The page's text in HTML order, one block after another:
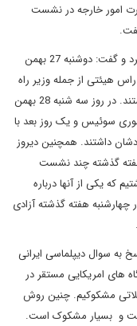
امور خارجه در نشست
او در ابتدا گاه شماری از هفته ای که گذشت ارائه کرد و گفت: دوشنبه 27 بهمن
هیئتی از جمله وزیر راه
این کشور به تهران آمده بود که مذاکرات خوبی داشتند. در روز سه شنبه 28 بهمن
سوئیس و یک روز بعد با
داشتند. همچنین دیروز
گذشته چند نشست
که یکی از آنها درباره
چهارشنبه هفته گذشته آزادی
سوال دیپلماسی ایرانی
های امریکایی مستقر در
مشکوکیم. چنین روش
است و بسیار مشکوک است.